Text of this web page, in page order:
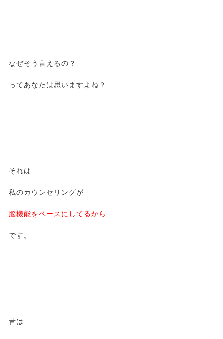
なぜそう言えるの？
ってあなたは思いますよね？
それは
私のカウンセリングが
脳機能をベースにしてるから
です。
昔は